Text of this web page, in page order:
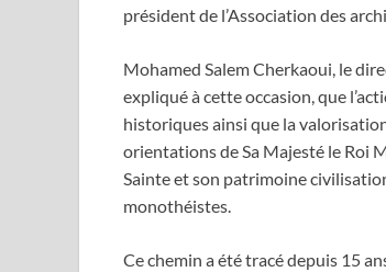
président de l’Association des
Mohamed Salem Cherkaoui, le
expliqué à cette occasion, que
historiques ainsi que la
orientations de Sa Majesté le Roi
Sainte et son patrimoine
monothéistes.
Ce chemin a été tracé depuis 15